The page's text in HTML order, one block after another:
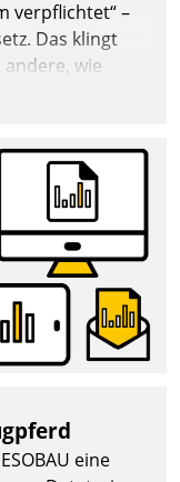
verpflichtet“ –
Das klingt
wie
der
eine